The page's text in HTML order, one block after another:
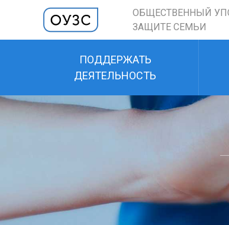
ОБЩЕСТВЕННЫЙ
ЗАЩИТЕ СЕМЬИ
ПОДДЕРЖАТЬ
ДЕЯТЕЛЬНОСТЬ